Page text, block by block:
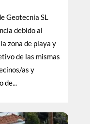
Geotecnia SL
debido al
zona de playa y
de las mismas
as y
de...